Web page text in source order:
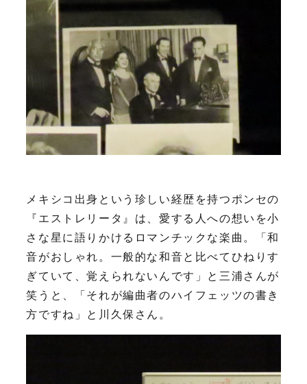
メキシコ出身という珍しい経歴を持つポンセの
『エストレリータ』は、愛する人への想いを小
さな星に語りかけるロマンチックな楽曲。「和
音がおしゃれ。一般的な和音と比べてひねりす
ぎていて、覚えられないんです」と三浦さんが
笑うと、「それが編曲者のハイフェッツの書き
方ですね」と川久保さん。